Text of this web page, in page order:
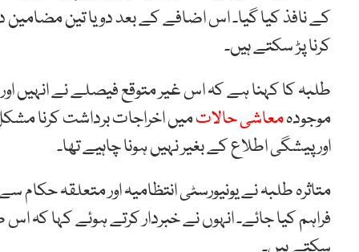
کرنا پڑ سکتے ہیں۔
طلبہ کا کہنا ہے کہ اس غیر متوقع فیصلے نے انہیں
موجودہمعاشی حالاتمیں اخراجات برداشت کرنا
اور پیشگی اطلاع کے بغیر نہیں ہونا چاہیے تھا۔
متاثرہ طلبہ نے یونیورسٹی انتظامیہ اور متعلقہ
فراہم کیا جائے۔ انہوں نے خبردار کرتے ہوئے کہا